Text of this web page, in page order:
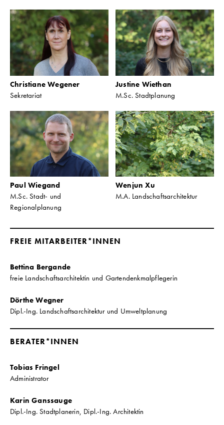
Christiane Wegener
Sekretariat
Justine Wiethan
M.Sc. Stadtplanung
Paul Wiegand
M.Sc. Stadt- und
Regionalplanung
Wenjun Xu
M.A. Landschaftsarchitektur
FREIE MITARBEITER*INNEN
Bettina Bergande
freie Landschaftsarchitektin und Gartendenkmalpflegerin
Dörthe Wegner
Dipl.-Ing. Landschaftsarchitektur und Umweltplanung
BERATER*INNEN
Tobias Fringel
Administrator
Karin Ganssauge
Dipl.-Ing. Stadtplanerin, Dipl.-Ing. Architektin